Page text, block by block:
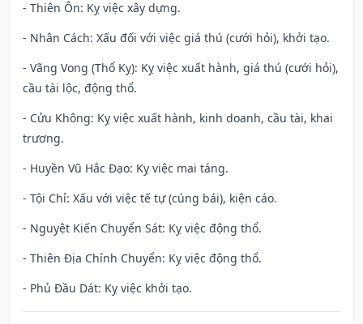
- Thiên Ôn: Kỵ việc xây dựng.
- Nhân Cách: Xấu đối với việc giá thú (cưới hỏi), khởi tạo.
- Vãng Vong (Thổ Kỵ): Kỵ việc xuất hành, giá thú (cưới hỏi),
cầu tài lộc, động thổ.
- Cửu Không: Kỵ việc xuất hành, kinh doanh, cầu tài, khai
trương.
- Huyền Vũ Hắc Đạo: Kỵ việc mai táng.
- Tội Chỉ: Xấu với việc tế tự (cúng bái), kiện cáo.
- Nguyệt Kiến Chuyển Sát: Kỵ việc động thổ.
- Thiên Địa Chính Chuyển: Kỵ việc động thổ.
- Phủ Đầu Dát: Kỵ việc khởi tạo.